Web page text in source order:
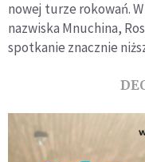
nowej turze rokowań.
nazwiska Mnuchina,
spotkanie znacznie